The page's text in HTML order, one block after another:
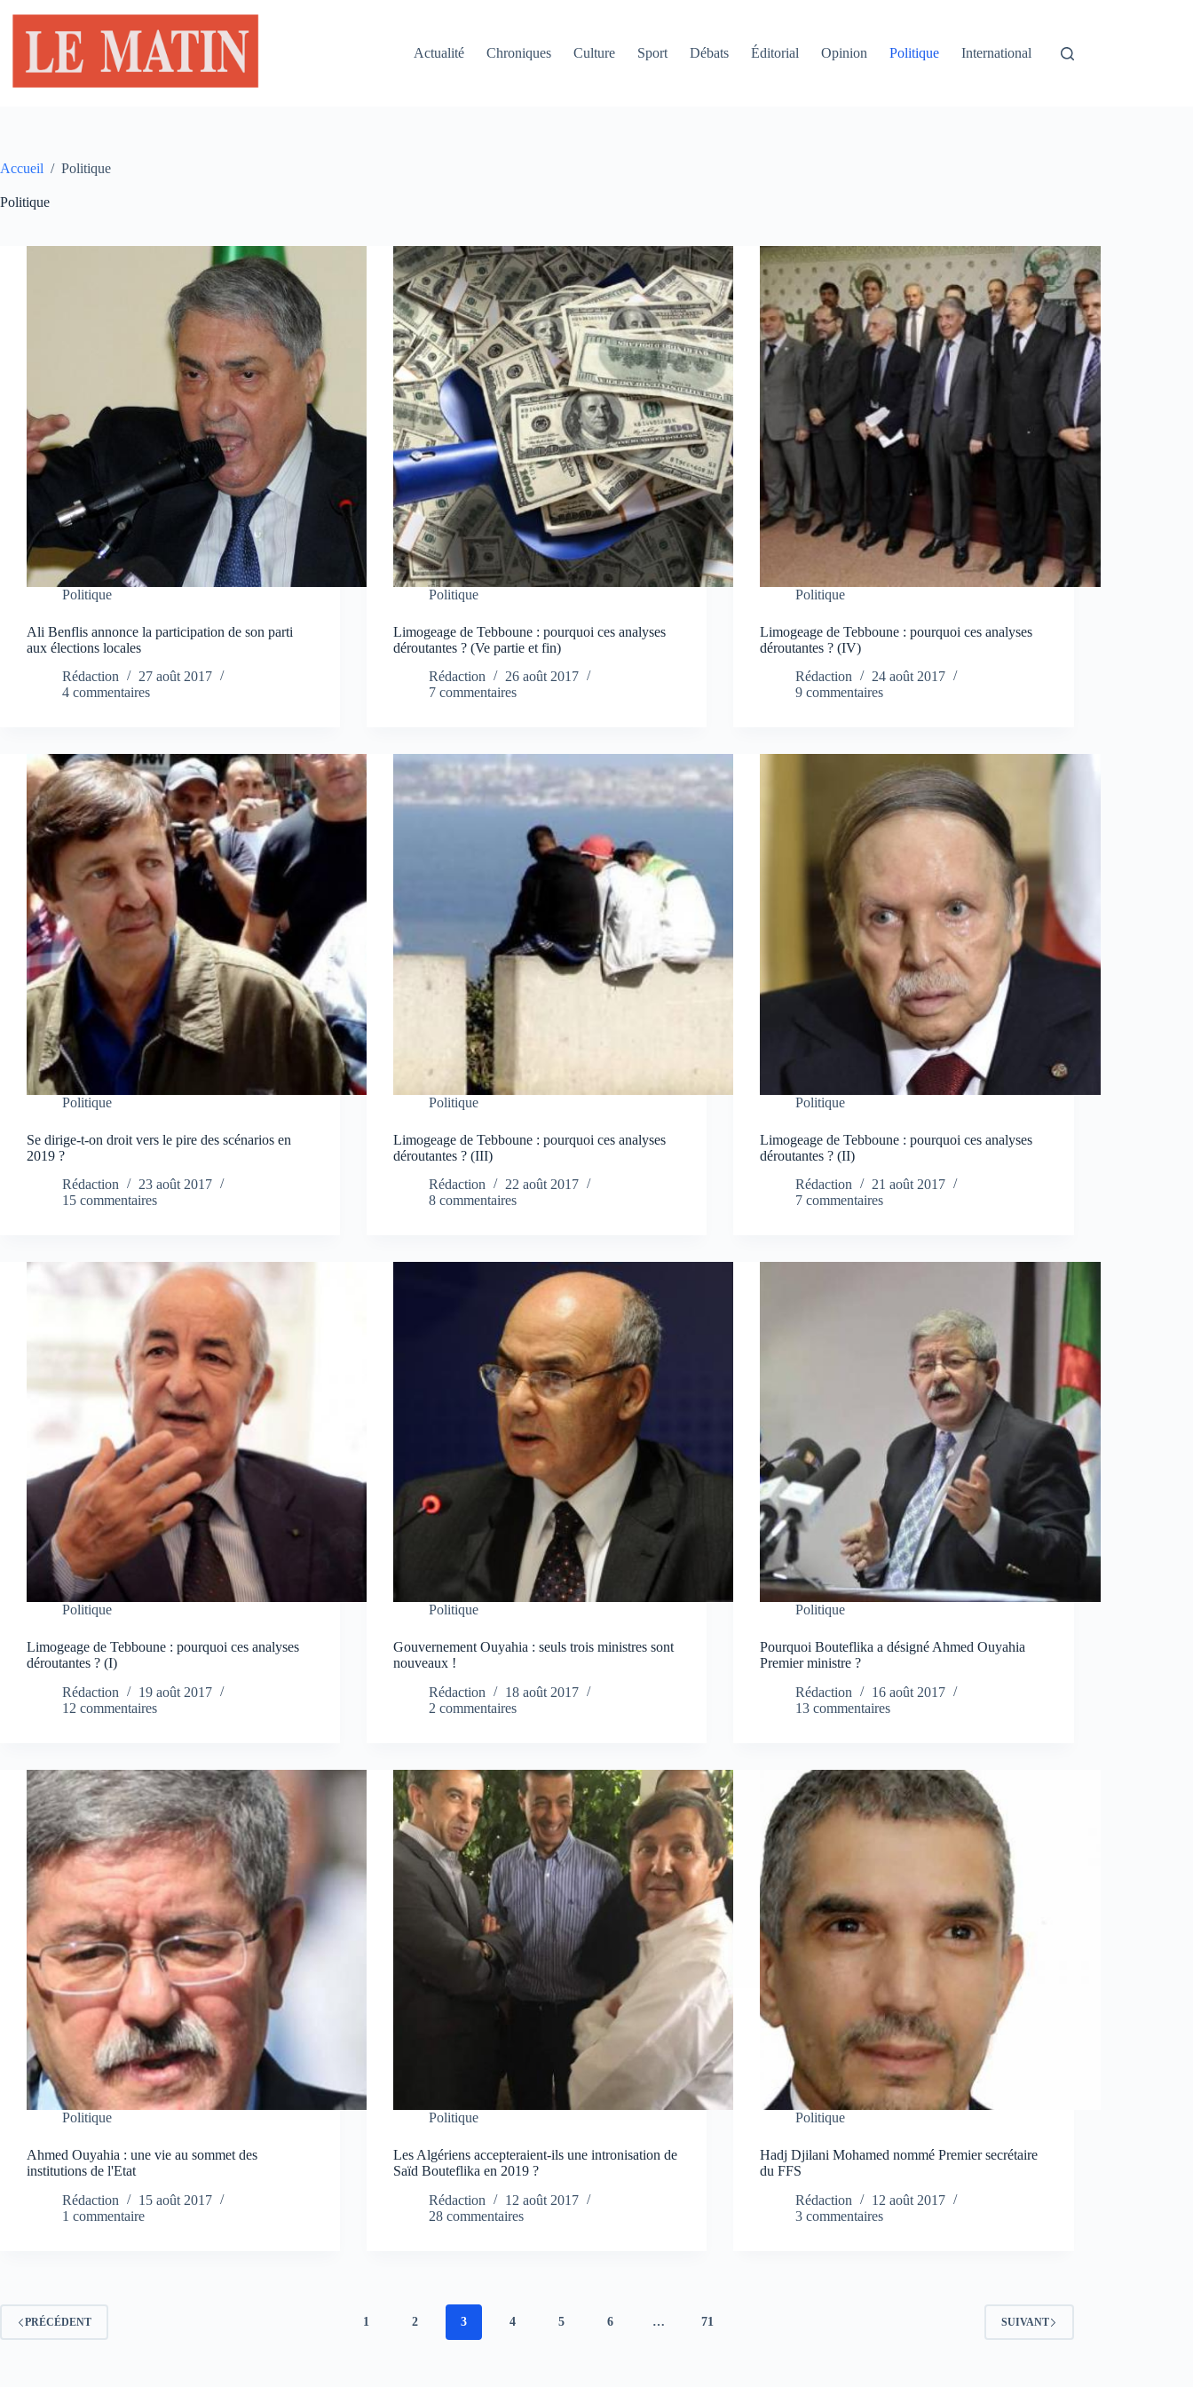
contenu
Actualité
Chroniques Culture Sport Débats Éditorial Opinion Politique International
Accueil / Politique
Politique
Politique
Ali Benflis annonce la participation de son parti
aux élections locales
Rédaction
27 août 2017
4 commentaires
Politique
Limogeage de Tebboune : pourquoi ces analyses
déroutantes ? (Ve partie et fin)
Rédaction
26 août 2017
7 commentaires
Politique
Limogeage de Tebboune : pourquoi ces analyses
déroutantes ? (IV)
Rédaction
24 août 2017
9 commentaires
Politique
Se dirige-t-on droit vers le pire des scénarios en
2019 ?
Rédaction
23 août 2017
15 commentaires
Politique
Limogeage de Tebboune : pourquoi ces analyses
déroutantes ? (III)
Rédaction
22 août 2017
8 commentaires
Politique
Limogeage de Tebboune : pourquoi ces analyses
déroutantes ? (II)
Rédaction
21 août 2017
7 commentaires
Politique
Limogeage de Tebboune : pourquoi ces analyses
déroutantes ? (I)
Rédaction
19 août 2017
12 commentaires
Politique
Gouvernement Ouyahia : seuls trois ministres sont
nouveaux !
Rédaction
18 août 2017
2 commentaires
Politique
Pourquoi Bouteflika a désigné Ahmed Ouyahia
Premier ministre ?
Rédaction
16 août 2017
13 commentaires
Politique
Ahmed Ouyahia : une vie au sommet des
institutions de l'Etat
Rédaction
15 août 2017
1 commentaire
Politique
Les Algériens accepteraient-ils une intronisation de
Saïd Bouteflika en 2019 ?
Rédaction
12 août 2017
28 commentaires
Politique
Hadj Djilani Mohamed nommé Premier secrétaire
du FFS
Rédaction
12 août 2017
3 commentaires
PRÉCÉDENT 1 2 3 4 5 6 … 71 SUIVANT